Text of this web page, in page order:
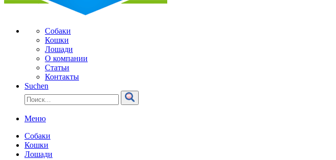
Собаки
Кошки
Лошади
О компании
Статьи
Контакты
Suchen
Меню
Собаки
Кошки
Лошади